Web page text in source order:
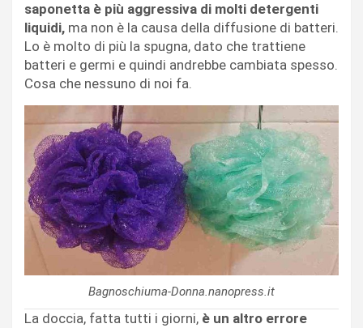
saponetta è più aggressiva di molti detergenti
liquidi, ma non è la causa della diffusione di batteri.
Lo è molto di più la spugna, dato che trattiene
batteri e germi e quindi andrebbe cambiata spesso.
Cosa che nessuno di noi fa.
Bagnoschiuma-Donna.nanopress.it
La doccia, fatta tutti i giorni, è un altro errore